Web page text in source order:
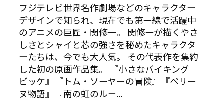
フジテレビ世界名作劇場などのキャラクター
デザインで知られ、現在でも第一線で活躍中
のアニメの巨匠・関修一。 関修一が描くやさ
しさとシャイと芯の強さを秘めたキャラクタ
ーたちは、今でも大人気。 その代表作を集約
した初の原画作品集。 『小さなバイキング
ビッケ』『トム・ソーヤーの冒険』『ペリー
ヌ物語』『南の虹のルー...